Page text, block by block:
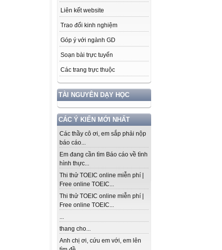
Liên kết website
Trao đổi kinh nghiệm
Góp ý với ngành GD
Soạn bài trực tuyến
Các trang trực thuộc
TÀI NGUYÊN DẠY HỌC
CÁC Ý KIẾN MỚI NHẤT
Các thầy cô ơi, em sắp phải nộp
báo cáo...
Em đang cần tìm Báo cáo về tình
hình thực...
Thi thử TOEIC online miễn phí |
Free online TOEIC...
Thi thử TOEIC online miễn phí |
Free online TOEIC...
...
thang cho...
Anh chị ơi, cứu em với, em lên